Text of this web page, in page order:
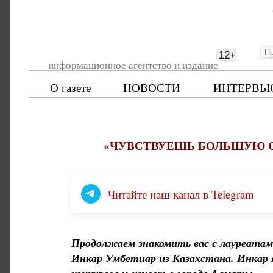
информационное агентство и издание
12+
О газете НОВОСТИ
«ЧУВСТВУЕШЬ БОЛЬШУЮ
Читайте наш канал в Telegram
Продолжаем знакомить вас с
Инкар Умбетиар из Казахстана. Инкар